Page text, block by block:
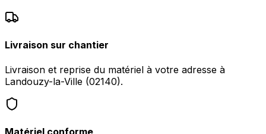
Livraison sur chantier
Livraison et reprise du matériel à votre adresse à
Landouzy-la-Ville (02140).
Matériel conforme